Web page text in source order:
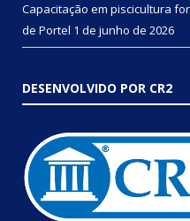
Capacitação em piscicultura
de Portel 1 de junho de 2026
DESENVOLVIDO POR CR2